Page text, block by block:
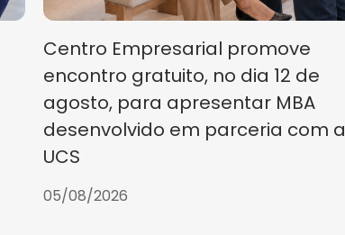
Centro Empresarial promove
encontro gratuito, no dia 12 de
agosto, para apresentar MBA
desenvolvido em parceria com a
UCS
05/08/2026